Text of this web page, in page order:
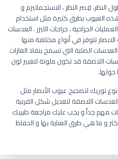
النظر، قِصر النظر ، الاستجماتيزم و
العيوب بطرق كثيرة مثل استخدام
الجراحية ، جراحات الليزر . العدسات
تتوفر في أنواع مختلفة منها
الصلبة التي تسمح بنفاذ الغازات
اللاصقة قد تكون ملونة لتغيير لون
حولها.
توريك لتصحيح عيوب الأبصار مثل
اللاصقة لتعديل شكل القرنية
مهم جداً و يجب عليك مراجعة طبيبك
و ما هي طرق العناية بها و الحفاظ